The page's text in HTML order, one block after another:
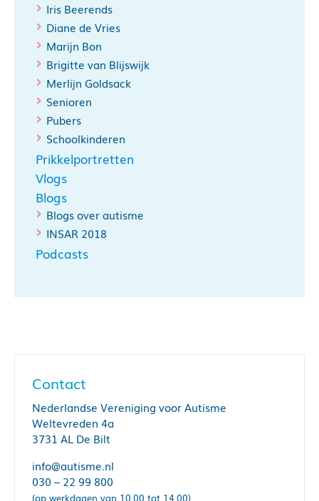
Iris Beerends
Diane de Vries
Marijn Bon
Brigitte van Blijswijk
Merlijn Goldsack
Senioren
Pubers
Schoolkinderen
Prikkelportretten
Vlogs
Blogs
Blogs over autisme
INSAR 2018
Podcasts
Contact
Nederlandse Vereniging voor Autisme
Weltevreden 4a
3731 AL De Bilt
info@autisme.nl
030 – 22 99 800
(op werkdagen van 10.00 tot 14.00)